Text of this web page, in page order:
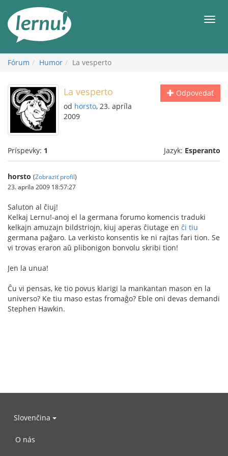
obsah
Fórum Humor La vesperto
Odpovedať
La vesperto
od horsto, 23. apríla
2009
Príspevky: 1 Jazyk: Esperanto
horsto (Zobraziť profil)
23. apríla 2009 18:57:27
Saluton al ĉiuj!
Kelkaj Lernu!-anoj el la germana forumo komencis traduki
kelkajn amuzajn bildstriojn, kiuj aperas ĉiutage en ĉi tiu
germana paĝaro. La verkisto konsentis ke ni rajtas fari tion. Se
vi trovas eraron aŭ plibonigon bonvolu skribi tion!
Jen la unua!
Ĉu vi pensas, ke tio povus klarigi la mankantan mason en la
universo? Ke tiu maso estas fromaĝo? Eble oni devas demandi
Stephen Hawkin.
Slovenčina
O nás